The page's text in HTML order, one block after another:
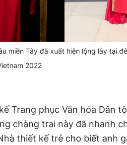
miền Tây đã xuất hiện lộng lẫy tại
2022
Trang phục Văn hóa Dân
chàng trai này đã nhanh
thiết kế trẻ cho biết anh